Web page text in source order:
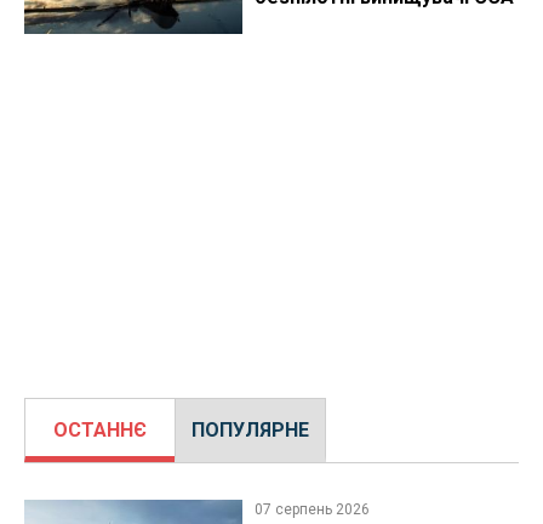
ОСТАННЄ ПОПУЛЯРНЕ
07 серпень 2026